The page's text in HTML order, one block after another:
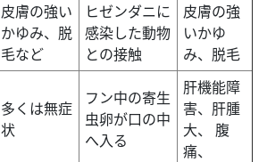
皮膚の強い
かゆみ、 脱
毛など
ヒゼンダニに
感染した動物
との接触
皮膚の強
いかゆ
み、脱毛
多くは無症
状
フン中の寄生
虫卵が口の中
へ入る
肝機能障
害、肝腫
大、 腹
痛、